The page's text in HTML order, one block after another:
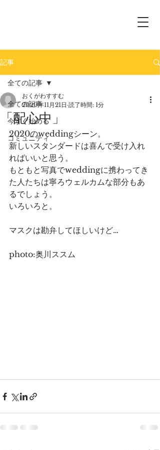
記事
全ての記事
今すぐ始める
コミュニティ
全ての記事
「配心中」
おくがわすすむ
2020年11月21日 読了時間: 1分
2020のweddingシーン。
新しいスタンダードは喜んで受け入れ
ればいいと思う。
もともと写真でweddingに携わってき
た人たちは寧ろウェルカムな部分もあ
るでしょう。
いろいろと。
マスクは勘弁してほしいけど…
photo:奥川ススム